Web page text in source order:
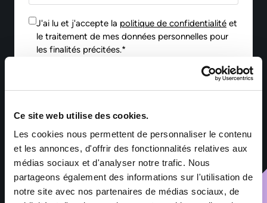
Ce site web utilise des cookies.
Les cookies nous permettent de personnaliser le contenu
et les annonces, d'offrir des fonctionnalités relatives aux
médias sociaux et d'analyser notre trafic. Nous
partageons également des informations sur l'utilisation de
notre site avec nos partenaires de médias sociaux, de
J'ai lu et j'accepte la politique de confidentialité et
le traitement de mes données personnelles pour
les finalités précitées.*
Envoyer
*Les informations collectées par Sofitex Luxembourg via ce
formulaire font l’objet d’un traitement informatisé ayant pour
finalité la gestion des fichiers de candidatures et du
recrutement. Les informations marquées d’un astérisque sont
obligatoires – leur non-renseignement entraîne l’impossibilité
de traiter la demande. Ces informations sont exclusivement
destinées aux services de Sofitex Luxembourg, à ses clients et